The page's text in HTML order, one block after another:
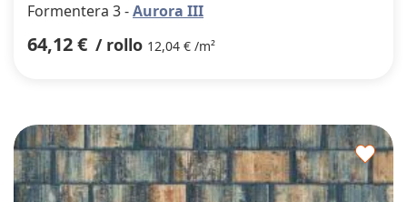
Formentera 3 -Aurora III
64,12 € / rollo 12,04 € /m²
a
los